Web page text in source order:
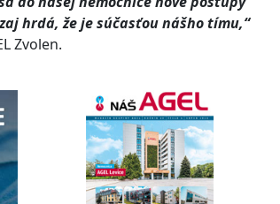
hrdá, že je súčasťou nášho tímu,“
Zvolen.